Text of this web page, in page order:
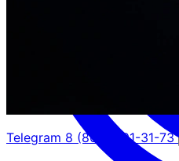
Telegram 8 (800) 201-31-73